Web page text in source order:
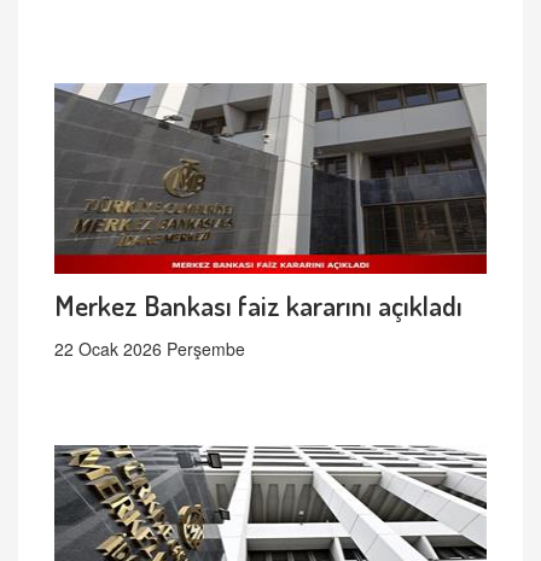
Merkez Bankası faiz kararını açıkladı
22 Ocak 2026 Perşembe